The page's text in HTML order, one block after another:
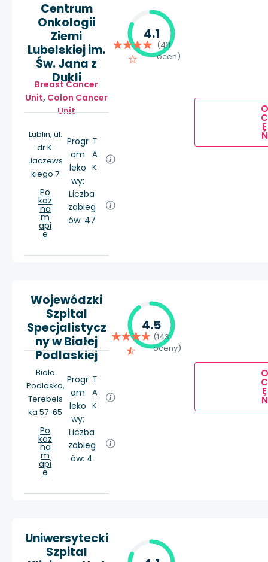
Centrum
Onkologii
Ziemi
Lubelskiej im.
Św. Jana z
Dukli
Breast Cancer
Unit, Colon Cancer
Unit
Lublin, ul.
dr K.
Jaczews
kiego 7
Po
każ
na
m
api
e
Progr
am
leko
wy:
T
A
K
Liczba
zabieg
ów: 47
4.1
(411
ocen)
O
C
E
Ń
Wojewódzki
Szpital
Specjalistycz
ny w Białej
Podlaskiej
Biała
Podlaska,
Terebels
ka 57-65
Po
każ
na
m
api
e
Progr
am
leko
wy:
T
A
K
Liczba
zabieg
ów: 4
4.5
(143
oceny)
O
C
E
Ń
Uniwersytecki
Szpital